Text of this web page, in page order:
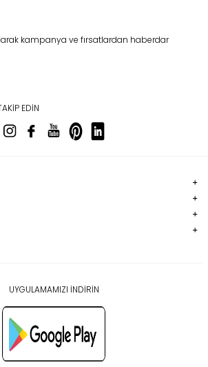
kampanya ve fırsatlardan haberdar
EDIN
UYGULAMAMIZI İNDİRİN